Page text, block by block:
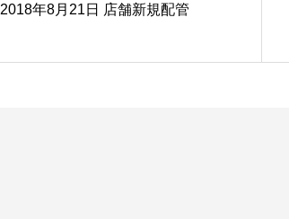
2018年8月21日 店舗新規配管